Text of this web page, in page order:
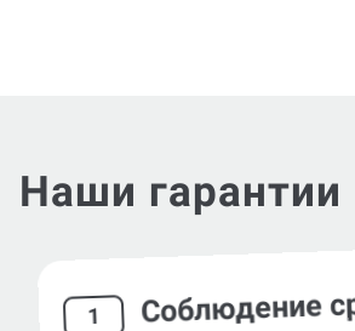
Наши гарантии
1 Соблюдение